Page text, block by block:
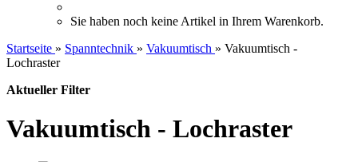
Sie haben noch keine Artikel in Ihrem Warenkorb.
Startseite » Spanntechnik » Vakuumtisch » Vakuumtisch -
Lochraster
Aktueller Filter
Vakuumtisch - Lochraster